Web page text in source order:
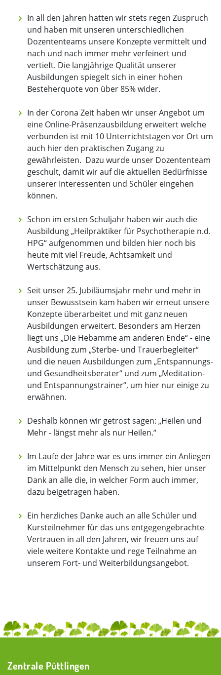
In all den Jahren hatten wir stets regen Zuspruch
und haben mit unseren unterschiedlichen
Dozententeams unsere Konzepte vermittelt und
nach und nach immer mehr verfeinert und
vertieft. Die langjährige Qualität unserer
Ausbildungen spiegelt sich in einer hohen
Besteherquote von über 85% wider.
In der Corona Zeit haben wir unser Angebot um
eine Online-Präsenzausbildung erweitert welche
verbunden ist mit 10 Unterrichtstagen vor Ort um
auch hier den praktischen Zugang zu
gewährleisten. Dazu wurde unser Dozententeam
geschult, damit wir auf die aktuellen Bedürfnisse
unserer Interessenten und Schüler eingehen
können.
Schon im ersten Schuljahr haben wir auch die
Ausbildung „Heilpraktiker für Psychotherapie n.d.
HPG“ aufgenommen und bilden hier noch bis
heute mit viel Freude, Achtsamkeit und
Wertschätzung aus.
Seit unser 25. Jubiläumsjahr mehr und mehr in
unser Bewusstsein kam haben wir erneut unsere
Konzepte überarbeitet und mit ganz neuen
Ausbildungen erweitert. Besonders am Herzen
liegt uns „Die Hebamme am anderen Ende“ - eine
Ausbildung zum „Sterbe- und Trauerbegleiter“
und die neuen Ausbildungen zum „Entspannungs-
und Gesundheitsberater“ und zum „Meditation-
und Entspannungstrainer“, um hier nur einige zu
erwähnen.
Deshalb können wir getrost sagen: „Heilen und
Mehr - längst mehr als nur Heilen.“
Im Laufe der Jahre war es uns immer ein Anliegen
im Mittelpunkt den Mensch zu sehen, hier unser
Dank an alle die, in welcher Form auch immer,
dazu beigetragen haben.
Ein herzliches Danke auch an alle Schüler und
Kursteilnehmer für das uns entgegengebrachte
Vertrauen in all den Jahren, wir freuen uns auf
viele weitere Kontakte und rege Teilnahme an
unserem Fort- und Weiterbildungsangebot.
Zentrale Püttlingen